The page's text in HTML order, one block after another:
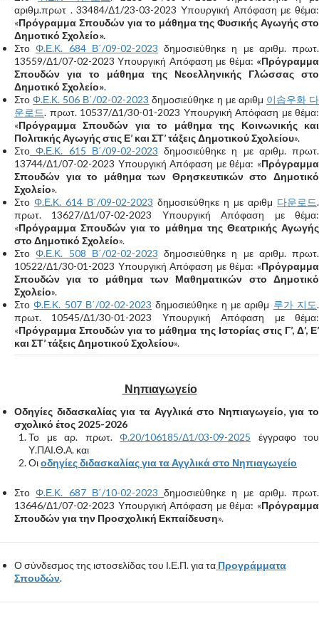
αριθμ.πρωτ . 33484/Δ1/23-03-2023 Υπουργική Απόφαση με θέμα:
«Πρόγραμμα Σπουδών για το μάθημα της Φυσικής Αγωγής στο
Δημοτικό Σχολείο».
ΣτοΦ.Ε.Κ. 684 Β΄/09-02-2023 δημοσιεύθηκε η με αριθμ. πρωτ.
13559/Δ1/07-02-2023 Υπουργική Απόφαση με θέμα: «Πρόγραμμα
Σπουδών για το μάθημα της Νεοελληνικής Γλώσσας στο
Δημοτικό Σχολείο».
ΣτοΦ.Ε.Κ. 506 Β΄/02-02-2023 δημοσιεύθηκε η με αριθμ 이솝우화 다
운로드. πρωτ. 10537/Δ1/30-01-2023 Υπουργική Απόφαση με θέμα:
«Πρόγραμμα Σπουδών για το μάθημα της Κοινωνικής και
Πολιτικής Αγωγής στις Ε’ και ΣΤ’ τάξεις Δημοτικού Σχολείου».
Στο Φ.Ε.Κ. 615 Β΄/09-02-2023 δημοσιεύθηκε η με αριθμ. πρωτ.
13744/Δ1/07-02-2023 Υπουργική Απόφαση με θέμα: «Πρόγραμμα
Σπουδών για το μάθημα των Θρησκευτικών στο Δημοτικό
Σχολείο».
Στο Φ.Ε.Κ. 614 Β΄/09-02-2023 δημοσιεύθηκε η με αριθμ 다운로드.
πρωτ. 13627/Δ1/07-02-2023 Υπουργική Απόφαση με θέμα:
«Πρόγραμμα Σπουδών για το μάθημα της Θεατρικής Αγωγής
στο Δημοτικό Σχολείο».
ΣτοΦ.Ε.Κ. 508 Β΄/02-02-2023 δημοσιεύθηκε η με αριθμ. πρωτ.
10522/Δ1/30-01-2023 Υπουργική Απόφαση με θέμα: «Πρόγραμμα
Σπουδών για το μάθημα των Μαθηματικών στο Δημοτικό
Σχολείο».
ΣτοΦ.Ε.Κ. 507 Β΄/02-02-2023 δημοσιεύθηκε η με αριθμ 루가 지도.
πρωτ. 10545/Δ1/30-01-2023 Υπουργική Απόφαση με θέμα:
«Πρόγραμμα Σπουδών για το μάθημα της Ιστορίας στις Γ’, Δ’, Ε’
και ΣΤ’ τάξεις Δημοτικού Σχολείου».
Νηπιαγωγείο
Οδηγίες διδασκαλίας για τα Αγγλικά στο Νηπιαγωγείο, για το
σχολικό έτος 2025-2026
Το με αρ. πρωτ. Φ.20/106185/Δ1/03-09-2025 έγγραφο του
Υ.ΠΑΙ.Θ.Α. και
Οιοδηγίες διδασκαλίας για τα Αγγλικά στο Νηπιαγωγείο
ΣτοΦ.Ε.Κ. 687 Β΄/10-02-2023 δημοσιεύθηκε η με αριθμ. πρωτ.
13646/Δ1/07-02-2023 Υπουργική Απόφαση με θέμα: «Πρόγραμμα
Σπουδών για την Προσχολική Εκπαίδευση».
Ο σύνδεσμος της ιστοσελίδας του Ι.Ε.Π. για τα Προγράμματα
Σπουδών.